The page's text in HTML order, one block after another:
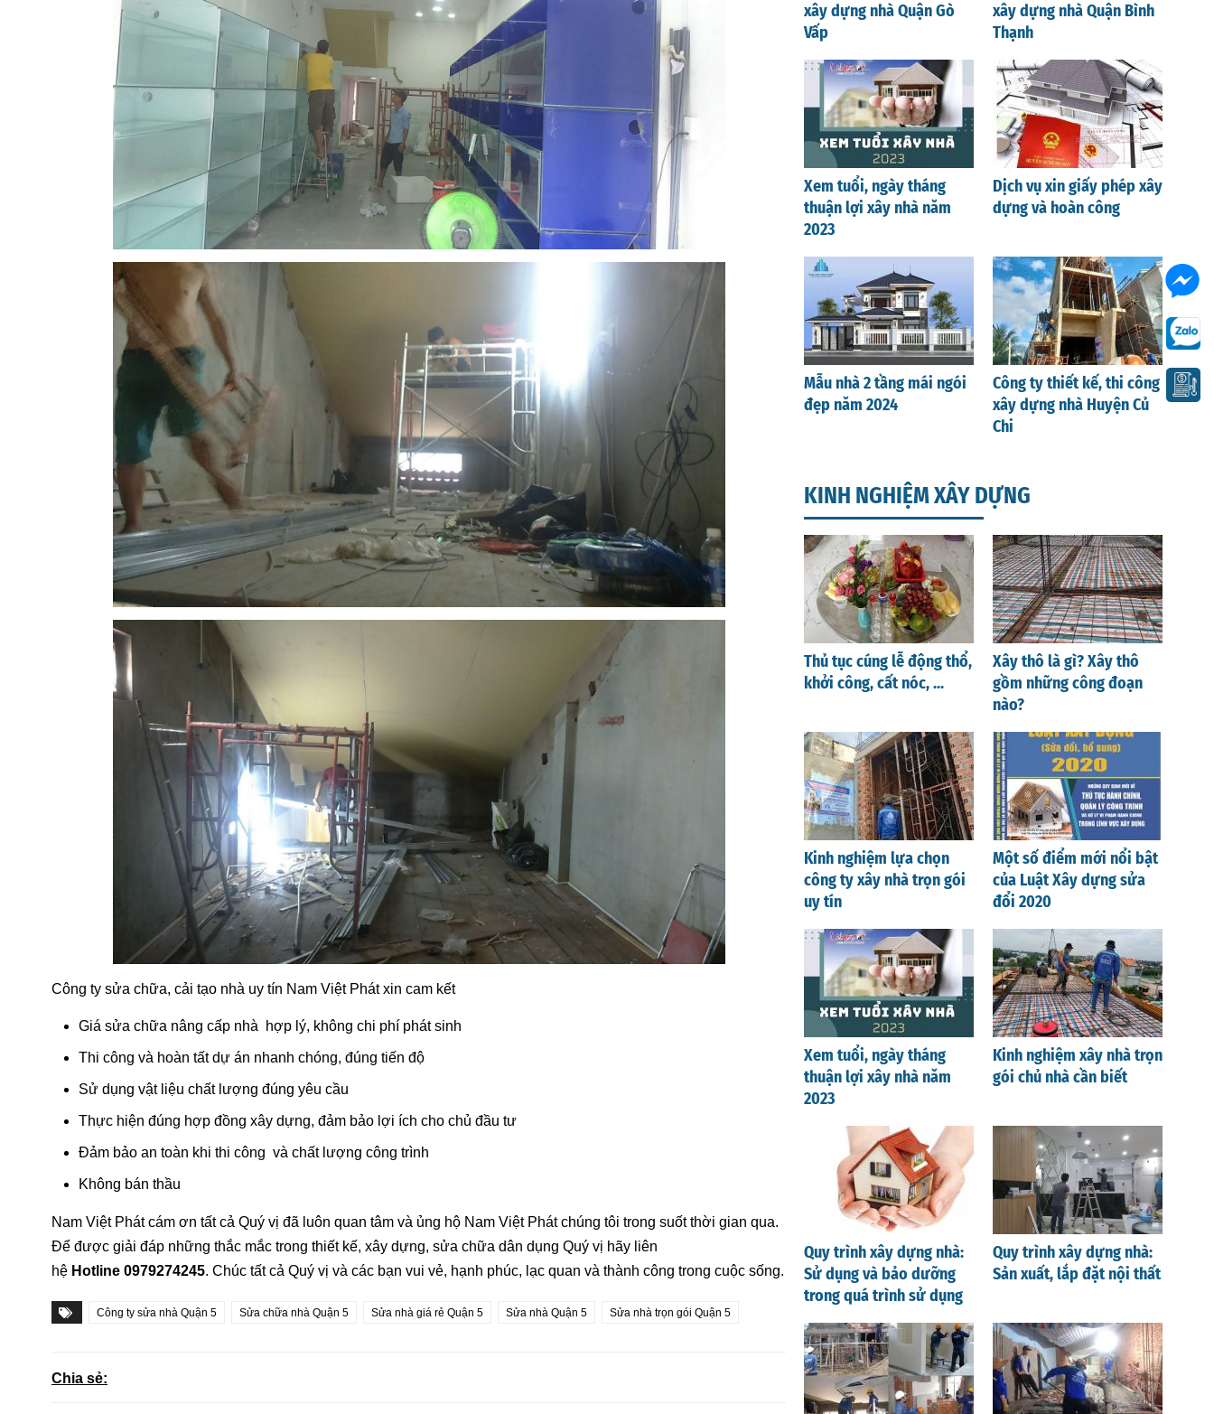
Công ty sửa chữa, cải tạo nhà uy tín Nam Việt Phát xin cam kết
Giá sửa chữa nâng cấp nhà hợp lý, không chi phí phát sinh
Thi công và hoàn tất dự án nhanh chóng, đúng tiến độ
Sử dụng vật liệu chất lượng đúng yêu cầu
Thực hiện đúng hợp đồng xây dựng, đảm bảo lợi ích cho chủ đầu tư
Đảm bảo an toàn khi thi công và chất lượng công trình
Không bán thầu
Nam Việt Phát cám ơn tất cả Quý vị đã luôn quan tâm và ủng hộ Nam Việt Phát chúng tôi trong suốt thời gian qua.
Để được giải đáp những thắc mắc trong thiết kế, xây dựng, sửa chữa dân dụng Quý vị hãy liên
hệ Hotline 0979274245. Chúc tất cả Quý vị và các bạn vui vẻ, hạnh phúc, lạc quan và thành công trong cuộc sống.
Công ty sửa nhà Quận 5 Sửa chữa nhà Quận 5 Sửa nhà giá rẻ Quận 5 Sửa nhà Quận 5 Sửa nhà trọn gói Quận 5
Chia sẻ:
xây dựng nhà Quận Gò
Vấp
xây dựng nhà Quận Bình
Thạnh
Xem tuổi, ngày tháng
thuận lợi xây nhà năm
2023
Dịch vụ xin giấy phép xây
dựng và hoàn công
Mẫu nhà 2 tầng mái ngói
đẹp năm 2024
Công ty thiết kế, thi công
xây dựng nhà Huyện Củ
Chi
KINH NGHIỆM XÂY DỰNG
Thủ tục cúng lễ động thổ,
khởi công, cất nóc, ...
Xây thô là gì? Xây thô
gồm những công đoạn
nào?
Kinh nghiệm lựa chọn
công ty xây nhà trọn gói
uy tín
Một số điểm mới nổi bật
của Luật Xây dựng sửa
đổi 2020
Xem tuổi, ngày tháng
thuận lợi xây nhà năm
2023
Kinh nghiệm xây nhà trọn
gói chủ nhà cần biết
Quy trình xây dựng nhà:
Sử dụng và bảo dưỡng
trong quá trình sử dụng
Quy trình xây dựng nhà:
Sản xuất, lắp đặt nội thất